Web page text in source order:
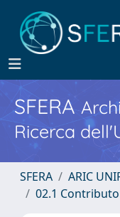
SFERA
Ricerca
SFERA ARIC
02.1